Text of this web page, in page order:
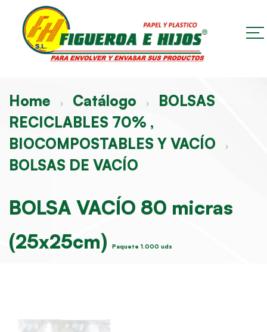
Home Catálogo
BOLSAS
RECICLABLES 70% ,
BIOCOMPOSTABLES Y VACÍO
BOLSAS DE VACÍO
BOLSA VACÍO 80 micras
(25x25cm)
Paquete 1.000 uds